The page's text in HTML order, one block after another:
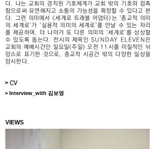
다. 나는 교회의 경직된 기호체계가 교회 밖의 기호와 접촉
함으로써 유연해지고 소통의 가능성을 확장할 수 있다고 본
다. 그런 의미에서 <세계로 트래블 어댑터>는 ‘종교적 의미
의 세계로’가 ‘실용적 의미의 세계로’를 만날 수 있는 자리
를 제공하며, 더 나아가 또 다른 의미의 ‘세계로’를 상상할
수 있도록 돕는다. 전시의 제목인 SUNDAY ELEVEN은
교회의 예배시간인 일요일(주일) 오전 11시를 이질적인 뉘
앙스로 표기한 것으로, 종교적 시공간 밖의 다양한 일상을
암시한다.
> CV
> Interview_with 김보영
VIEWS